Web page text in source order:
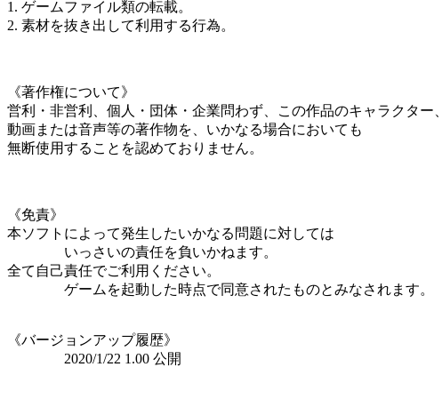
1. ゲームファイル類の転載。
2. 素材を抜き出して利用する行為。
《著作権について》
営利・非営利、個人・団体・企業問わず、この作品のキャラクター、
動画または音声等の著作物を、いかなる場合においても
無断使用することを認めておりません。
《免責》
本ソフトによって発生したいかなる問題に対しては
いっさいの責任を負いかねます。
全て自己責任でご利用ください。
ゲームを起動した時点で同意されたものとみなされます。
《バージョンアップ履歴》
2020/1/22 1.00 公開